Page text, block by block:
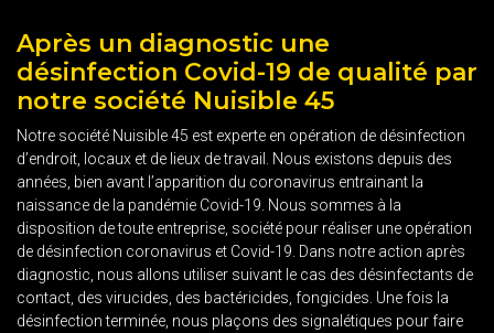
Après un diagnostic une
désinfection Covid-19 de qualité par
notre société Nuisible 45
Notre société Nuisible 45 est experte en opération de désinfection
d’endroit, locaux et de lieux de travail. Nous existons depuis des
années, bien avant l’apparition du coronavirus entrainant la
naissance de la pandémie Covid-19. Nous sommes à la
disposition de toute entreprise, société pour réaliser une opération
de désinfection coronavirus et Covid-19. Dans notre action après
diagnostic, nous allons utiliser suivant le cas des désinfectants de
contact, des virucides, des bactéricides, fongicides. Une fois la
désinfection terminée, nous plaçons des signalétiques pour faire